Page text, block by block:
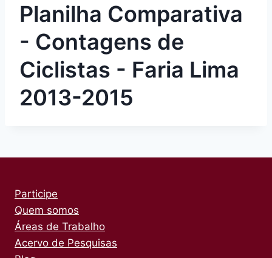
Planilha Comparativa
- Contagens de
Ciclistas - Faria Lima
2013-2015
Participe
Quem somos
Áreas de Trabalho
Acervo de Pesquisas